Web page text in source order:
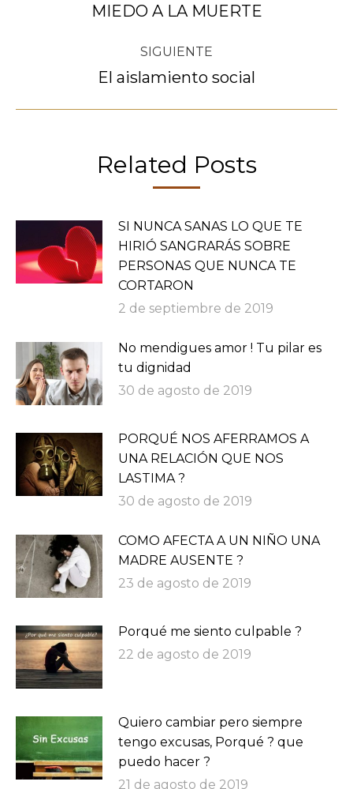
publicaciones
Publicación
MIEDO A LA MUERTE
SIGUIENTE
Publicación
El aislamiento social
Related Posts
SI NUNCA SANAS LO QUE TE
HIRIÓ SANGRARÁS SOBRE
PERSONAS QUE NUNCA TE
CORTARON
2 de septiembre de 2019
No mendigues amor ! Tu pilar es
tu dignidad
30 de agosto de 2019
PORQUÉ NOS AFERRAMOS A
UNA RELACIÓN QUE NOS
LASTIMA ?
30 de agosto de 2019
COMO AFECTA A UN NIÑO UNA
MADRE AUSENTE ?
23 de agosto de 2019
Porqué me siento culpable ?
22 de agosto de 2019
Quiero cambiar pero siempre
tengo excusas, Porqué ? que
puedo hacer ?
21 de agosto de 2019